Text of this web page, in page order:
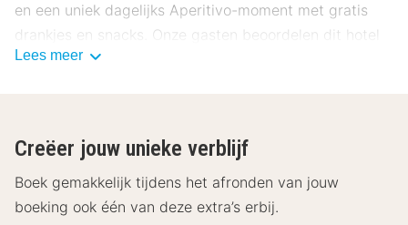
en een uniek dagelijks Aperitivo-moment met gratis
drankjes en snacks. Onze gasten beoordelen dit hotel
gemiddeld met een 8.6.
centrum van Antwerpen, op wandelafstand van de
bekendste bezienswaardigheden van de stad. Dwaal
door de straten vol vintagewinkels en
Lees meer
Creëer jouw unieke verblijf
Boek gemakkelijk tijdens het afronden van jouw
boeking ook één van deze extra’s erbij.